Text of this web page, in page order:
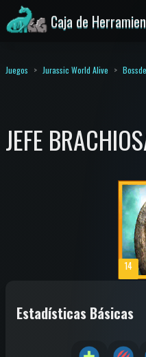
Caja de
Juegos Jurassic World Alive
JEFE
14
Estadísticas Básicas